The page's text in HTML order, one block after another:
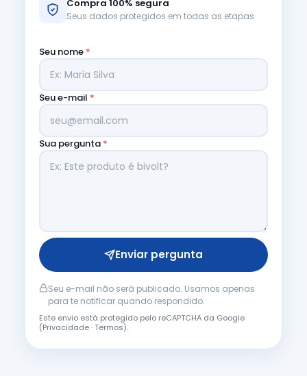
Compra 100% segura
Seus dados protegidos em todas as etapas
Seu nome *
Seu e-mail *
Sua pergunta *
Enviar pergunta
Seu e-mail não será publicado. Usamos apenas
para te notificar quando respondido.
Este envio está protegido pelo reCAPTCHA da Google
(Privacidade·Termos).